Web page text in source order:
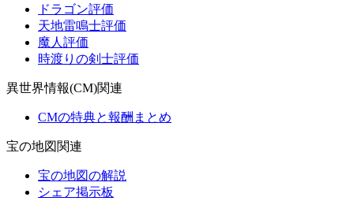
ドラゴン評価
天地雷鳴士評価
魔人評価
時渡りの剣士評価
異世界情報(CM)関連
CMの特典と報酬まとめ
宝の地図関連
宝の地図の解説
シェア掲示板